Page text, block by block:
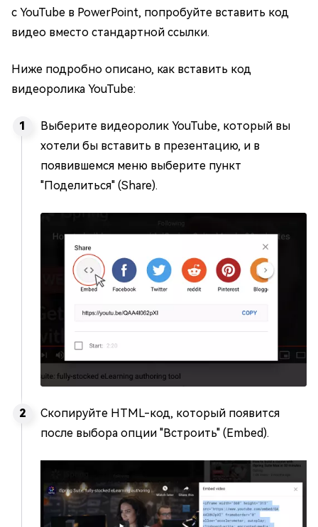
с YouTube в PowerPoint, попробуйте вставить код
видео вместо стандартной ссылки.
Ниже подробно описано, как вставить код
видеоролика YouTube:
Выберите видеоролик YouTube, который вы
хотели бы вставить в презентацию, и в
появившемся меню выберите пункт
"Поделиться" (Share).
Скопируйте HTML-код, который появится
после выбора опции "Встроить" (Embed).